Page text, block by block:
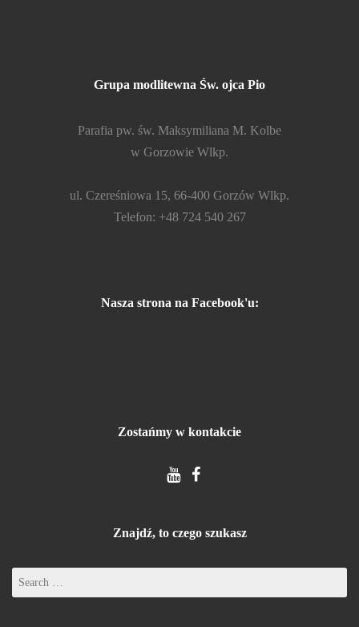
Grupa modlitewna Św. ojca Pio
Parafia pw. św. Maksymiliana M. Kolbe
w Gorzowie Wlkp.
ul. Czereśniowa 15, 66-400 Gorzów Wlkp.
Telefon: +48 724 540 267
Nasza strona na Facebook'u:
Zostańmy w kontakcie
Znajdź, to czego szukasz